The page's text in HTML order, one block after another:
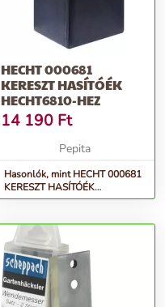
HECHT 000681
KERESZT HASÍTÓÉK
HECHT6810-HEZ
14 190 Ft
Pepita
Hasonlók, mint HECHT 000681
KERESZT HASÍTÓÉK
HECHT6810-HEZ